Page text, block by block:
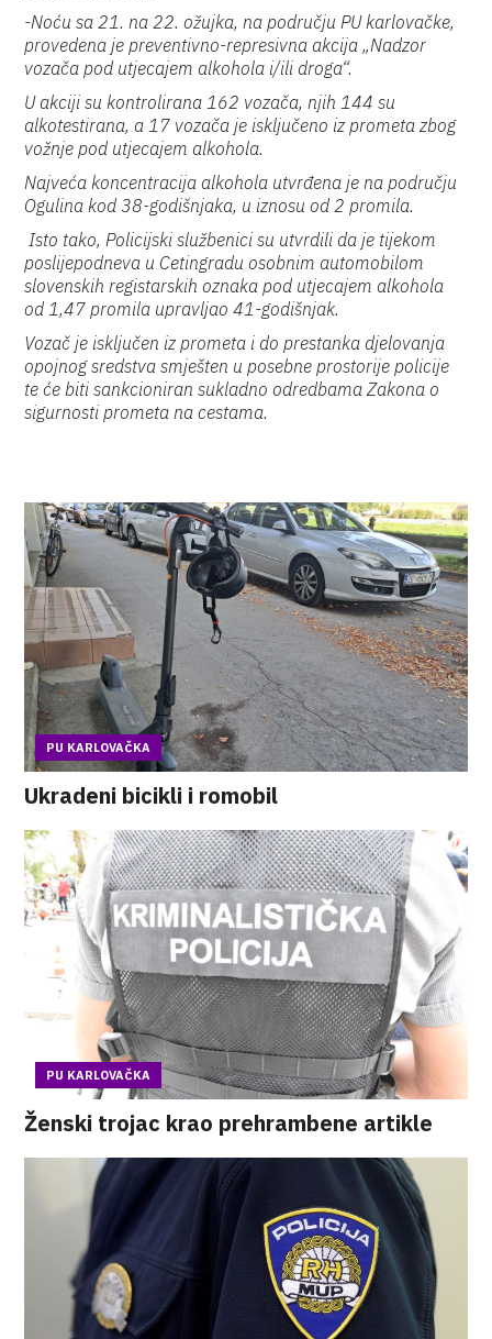
-Noću sa 21. na 22. ožujka, na područjuPUkarlovačke,
provedena je preventivno-represivna akcija „Nadzor
vozača pod utjecajem alkohola i/ili droga“.
U akciji su kontrolirana 162 vozača, njih 144 su
alkotestirana, a 17 vozača je isključeno iz prometa zbog
vožnje pod utjecajem alkohola.
Najveća koncentracija alkohola utvrđena je na području
Ogulina kod 38-godišnjaka, u iznosu od 2 promila.
Isto tako, Policijski službenici su utvrdili da je tijekom
poslijepodneva u Cetingradu osobnim automobilom
slovenskih registarskih oznaka pod utjecajem alkohola
od 1,47 promila upravljao 41-godišnjak.
Vozač je isključen iz prometa i do prestanka djelovanja
opojnog sredstva smješten u posebne prostorije policije
te će biti sankcioniran sukladno odredbama Zakona o
sigurnosti prometa na cestama.
PU KARLOVAČKA
Ukradeni bicikli i romobil
PU KARLOVAČKA
Ženski trojac krao prehrambene artikle